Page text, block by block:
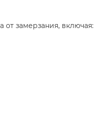
от замерзания, включая:​